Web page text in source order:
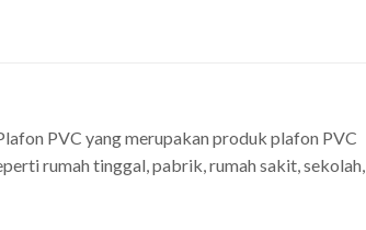
PVC yang merupakan produk plafon PVC
rumah tinggal, pabrik, rumah sakit, sekolah,